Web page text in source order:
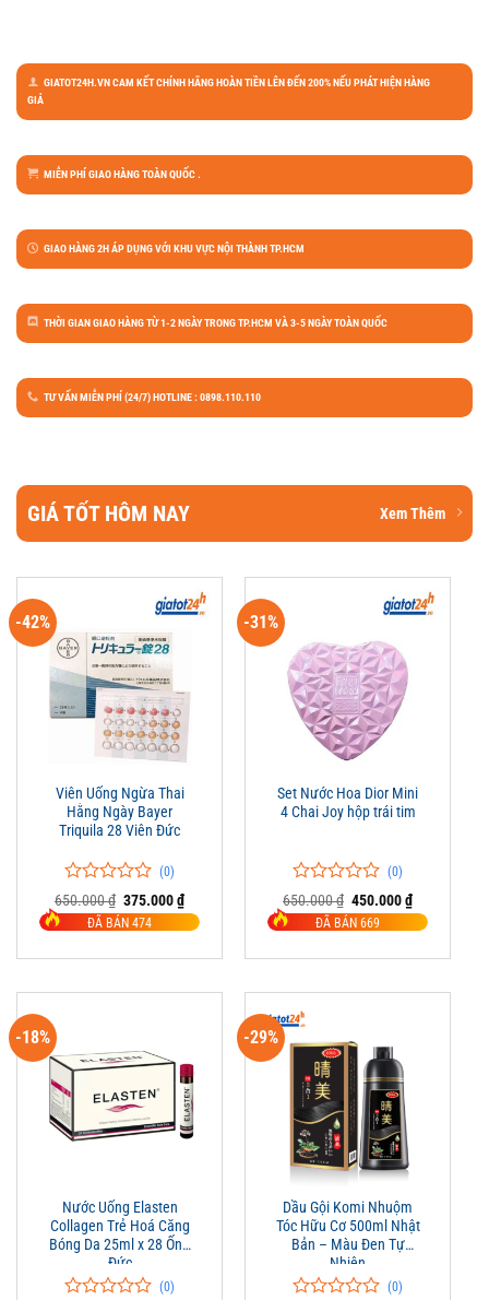
GIATOT24H.VN CAM KẾT CHÍNH HÃNG HOÀN TIỀN LÊN ĐẾN 200% NẾU PHÁT HIỆN HÀNG
GIẢ
MIỄN PHÍ GIAO HÀNG TOÀN QUỐC .
GIAO HÀNG 2H ÁP DỤNG VỚI KHU VỰC NỘI THÀNH TP.HCM
THỜI GIAN GIAO HÀNG TỪ 1-2 NGÀY TRONG TP.HCM VÀ 3-5 NGÀY TOÀN QUỐC
TƯ VẤN MIỄN PHÍ (24/7) HOTLINE : 0898.110.110
GIÁ TỐT HÔM NAY Xem Thêm
-42%
Viên Uống Ngừa Thai
Hằng Ngày Bayer
Triquila 28 Viên Đức
0
trên
5
0
(0)
650.000₫ Giá
gốc
là:
375.000₫Giá
hiện
tại
375.000 ₫.
ĐÃ BÁN 474
-31%
Set Nước Hoa Dior Mini
4 Chai Joy hộp trái tim
0
trên
5
0
(0)
650.000₫ Giá
gốc
là:
450.000₫Giá
hiện
tại
450.000 ₫.
ĐÃ BÁN 669
-18%
Nước Uống Elasten
Collagen Trẻ Hoá Căng
Bóng Da 25ml x 28 Ống
Đức
(0)
-29%
Dầu Gội Komi Nhuộm
Tóc Hữu Cơ 500ml Nhật
Bản – Màu Đen Tự
Nhiên
(0)